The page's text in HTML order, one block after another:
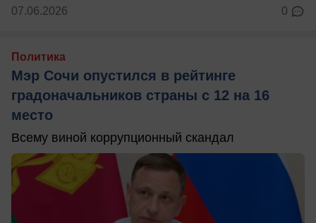
07.06.2026 0
Политика
Мэр Сочи опустился в рейтинге
градоначальников страны с 12 на 16
место
Всему виной коррупционный скандал